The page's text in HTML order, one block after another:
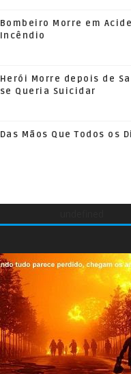
Bombeiro Morre em
Incêndio
Herói Morre depois de
se Queria Suicidar
Das Mãos Que Todos os